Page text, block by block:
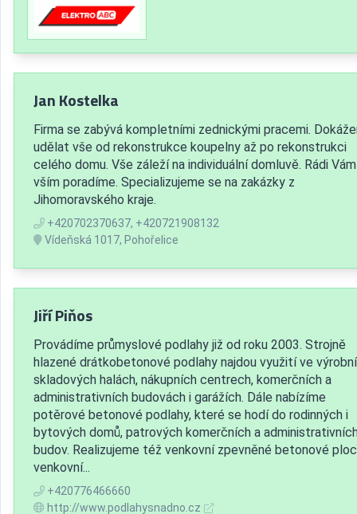
Jan Kostelka
Firma se zabývá kompletními zednickými pracemi.
udělat vše od rekonstrukce koupelny až po rekonstrukci
celého domu. Vše záleží na individuální domluvě. Rádi
vším poradíme. Specializujeme se na zakázky z
Jihomoravského kraje.
+420702370637, +420721908132
Vídeňská 1017, Pohořelice
Jiří Piňos
Provádíme průmyslové podlahy již od roku 2003. Strojně
hlazené drátkobetonové podlahy najdou využití ve
skladových halách, nákupních centrech, komerčních a
administrativních budovách i garážích. Dále nabízíme
potěrové betonové podlahy, které se hodí do rodinných i
bytových domů, patrových komerčních a
budov. Realizujeme též venkovní zpevněné betonové
venkovní...
+420776466660
http://www.podlahysnadno.cz